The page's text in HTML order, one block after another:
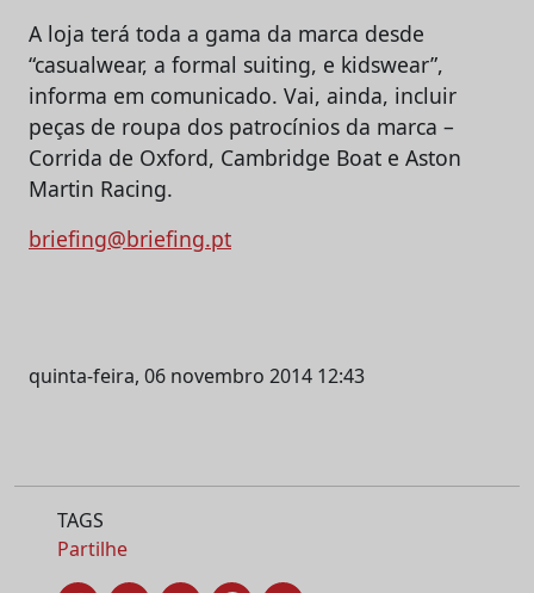
A loja terá toda a gama da marca desde
“casualwear, a formal suiting, e kidswear”,
informa em comunicado. Vai, ainda, incluir
peças de roupa dos patrocínios da marca –
Corrida de Oxford, Cambridge Boat e Aston
Martin Racing.
briefing@briefing.pt
quinta-feira, 06 novembro 2014 12:43
TAGS
Partilhe